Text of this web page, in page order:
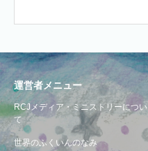
運営者メニュー
RCJメディア・ミニストリーについ
て
世界のふくいんのなみ